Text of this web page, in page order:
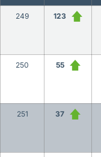
249 123
250 55
251 37